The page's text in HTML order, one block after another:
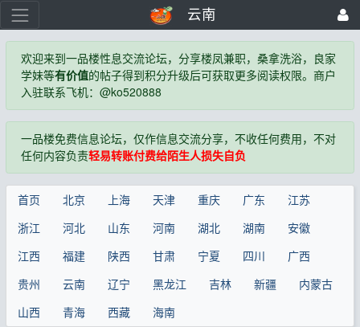
云南
欢迎来到一品楼性息交流论坛，分享楼凤兼职，桑拿洗浴，良家
学妹等有价值的帖子得到积分升级后可获取更多阅读权限。商户
入驻联系飞机：@ko520888
一品楼免费信息论坛，仅作信息交流分享，不收任何费用，不对
任何内容负责轻易转账付费给陌生人损失自负
首页 北京 上海 天津 重庆 广东
江苏
浙江
河北 山东 河南 湖北 湖南
安徽
江西
福建 陕西 甘肃 宁夏 四川
广西
贵州
云南 辽宁 黑龙江 吉林 新疆
内蒙古
山西
青海 西藏 海南